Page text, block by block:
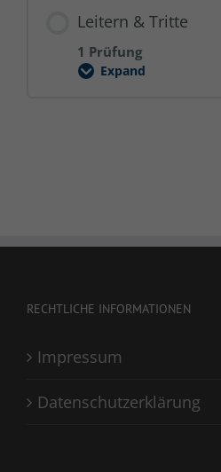
Leitern & Tritte
1 Prüfung
Expand
Leitern
RECHTLICHE INFORMATIONEN
Impressum
Datenschutzerklärung